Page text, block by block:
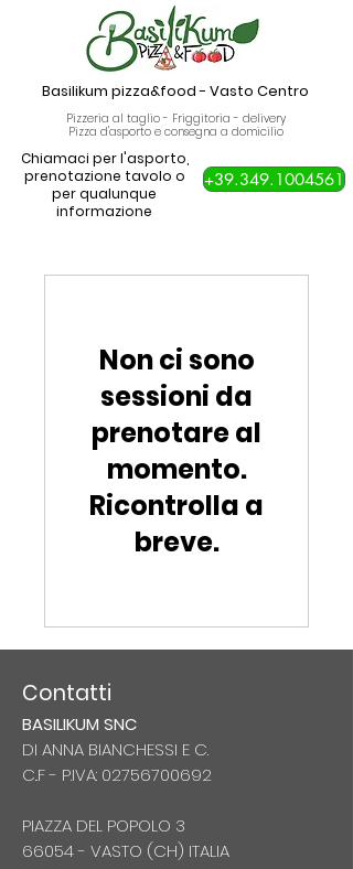
Basilikum pizza&food- Vasto Centro
Pizzeria al taglio - Friggitoria - delivery
Pizza d'asporto e consegna a domicilio
Chiamaci per l'asporto,
prenotazione tavolo o
per qualunque
informazione
+39.349.1004561
Non ci sono
sessioni da
prenotare al
momento.
Ricontrolla a
breve.
Contatti
BASILIKUM SNC
DI ANNA BIANCHESSI E C.
C..F - P.IVA: 02756700692
PIAZZA DEL POPOLO 3
66054 - VASTO (CH) ITALIA